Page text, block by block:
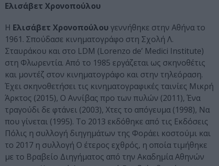
Ελισάβετ Χρονοπούλου
Η Ελισάβετ Χρονοπούλου γεννήθηκε στην Αθήνα το
1961. Σπούδασε κινηματογράφο στη Σχολή Λ.
Σταυράκου και στο LDM (Lorenzo de’ Medici Institute)
στη Φλωρεντία. Από το 1985 εργάζεται ως σκηνοθέτις
και μοντέζ στον κινηματογράφο και στην τηλεόραση.
Έχει σκηνοθετήσει τις κινηματογραφικές ταινίες Μικρή
Άρκτος (2015), Ο Αννίβας προ των πυλών (2011), Ένα
τραγούδι δε φτάνει (2003), Χτες το απόγευμα (1998), Να
που γίνεται (1995). To 2013 εκδόθηκε από τις Εκδόσεις
Πόλις η συλλογή διηγημάτων της Φοράει κοστούμι και
το 2017 η συλλογή Ο έτερος εχθρός, η οποία τιμήθηκε
με το Βραβείο Διηγήματος από την Ακαδημία Αθηνών